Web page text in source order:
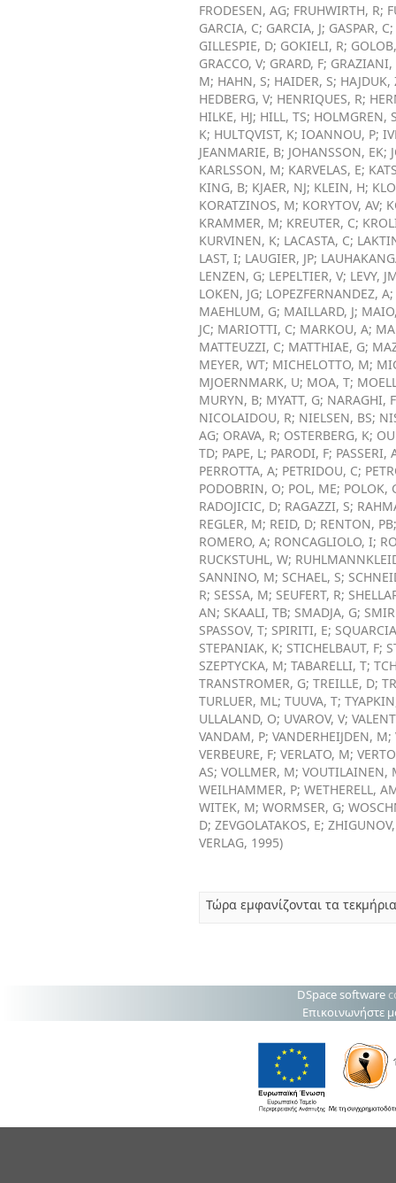
FRODESEN, AG; FRUHWIRTH, R;
GARCIA, C; GARCIA, J; GASPAR, C;
GILLESPIE, D; GOKIELI, R;
GRACCO, V; GRARD, F; GRAZIANI,
M; HAHN, S; HAIDER, S; HAJDUK,
HEDBERG, V; HENRIQUES, R;
HILKE, HJ; HILL, TS; HOLMGREN,
K; HULTQVIST, K; IOANNOU, P;
JEANMARIE, B; JOHANSSON, EK;
KARLSSON, M; KARVELAS, E;
KING, B; KJAER, NJ; KLEIN, H;
KORATZINOS, M; KORYTOV, AV;
KRAMMER, M; KREUTER, C;
KURVINEN, K; LACASTA, C;
LAST, I; LAUGIER, JP;
LENZEN, G; LEPELTIER, V; LEVY,
LOKEN, JG; LOPEZFERNANDEZ, A;
MAEHLUM, G; MAILLARD, J;
JC; MARIOTTI, C; MARKOU, A;
MATTEUZZI, C; MATTHIAE, G;
MEYER, WT; MICHELOTTO, M;
MJOERNMARK, U; MOA, T;
MURYN, B; MYATT, G; NARAGHI, F
NICOLAIDOU, R; NIELSEN, BS;
AG; ORAVA, R; OSTERBERG, K;
TD; PAPE, L; PARODI, F; PASSERI,
PERROTTA, A; PETRIDOU, C;
PODOBRIN, O; POL, ME; POLOK,
RADOJICIC, D; RAGAZZI, S;
REGLER, M; REID, D; RENTON, PB
ROMERO, A; RONCAGLIOLO, I;
RUCKSTUHL, W;
SANNINO, M; SCHAEL, S;
R; SESSA, M; SEUFERT, R;
AN; SKAALI, TB; SMADJA, G;
SPASSOV, T; SPIRITI, E;
STEPANIAK, K; STICHELBAUT, F;
SZEPTYCKA, M; TABARELLI, T;
TRANSTROMER, G; TREILLE, D;
TURLUER, ML; TUUVA, T;
ULLALAND, O; UVAROV, V;
VANDAM, P; VANDERHEIJDEN, M;
VERBEURE, F; VERLATO, M;
AS; VOLLMER, M; VOUTILAINEN,
WEILHAMMER, P; WETHERELL,
WITEK, M; WORMSER, G;
D; ZEVGOLATAKOS, E;
VERLAG, 1995)
Τώρα εμφανίζονται τα
DSpace software
Επικοινωνήστε